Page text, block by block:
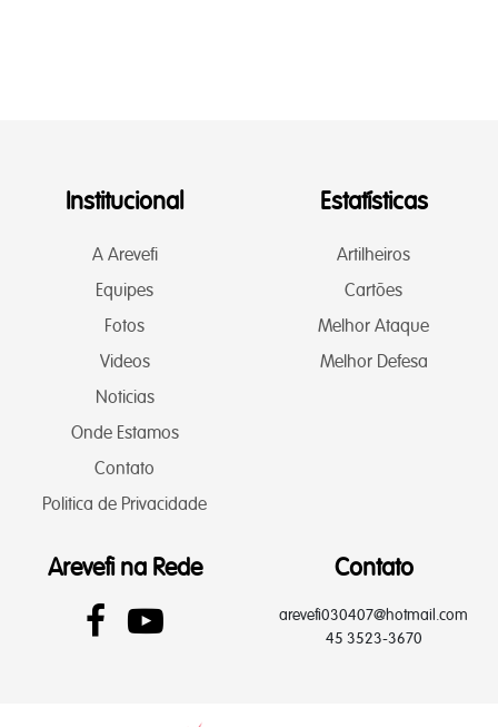
Institucional
A Arevefi
Equipes
Fotos
Videos
Noticias
Onde Estamos
Contato
Politica de Privacidade
Estatísticas
Artilheiros
Cartões
Melhor Ataque
Melhor Defesa
Arevefi na Rede Contato
arevefi030407@hotmail.com
45 3523-3670